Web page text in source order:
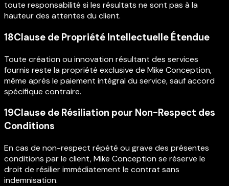
toute responsabilité si les résultats ne sont pas à la
hauteur des attentes du client.
18Clause de Propriété Intellectuelle Étendue
Toute création ou innovation résultant des services
fournis reste la propriété exclusive de Mike Conception,
même après le paiement intégral du service, sauf accord
spécifique contraire.
19Clause de Résiliation pour Non-Respect des
Conditions
En cas de non-respect répété ou grave des présentes
conditions par le client, Mike Conception se réserve le
droit de résilier immédiatement le contrat sans
indemnisation.